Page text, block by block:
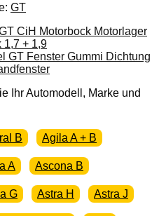
GT
Ihr Automodell, Marke und
B Agila A + B
A Ascona B
G Astra H Astra J